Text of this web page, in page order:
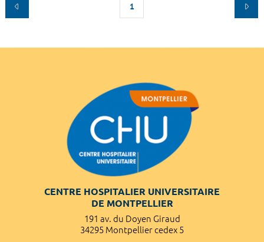
1
CENTRE HOSPITALIER UNIVERSITAIRE
DE MONTPELLIER
191 av. du Doyen Giraud
34295 Montpellier cedex 5